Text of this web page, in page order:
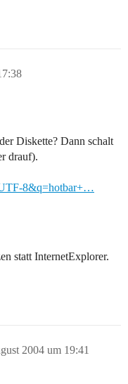
Diskette? Dann schalt
drauf).
8&q=hotbar+…
statt InternetExplorer.
2004 um 19:41